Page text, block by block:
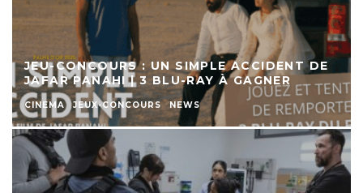
JEU-CONCOURS : UN SIMPLE ACCIDENT DE
JAFAR PANAHI | 3 BLU-RAY À GAGNER
CINEMA JEUX-CONCOURS NEWS